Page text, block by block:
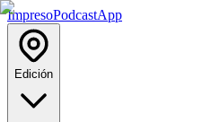
ImpresoPodcastApp
Edición